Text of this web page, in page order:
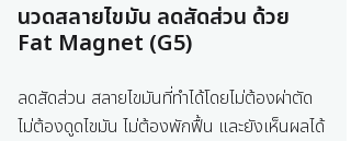
นวดสลายไขมัน ลดสัดส่วน ด้วย
Fat Magnet (G5)
ลดสัดส่วน สลายไขมันที่ทำได้โดยไม่ต้องผ่าตัด
ไม่ต้องดูดไขมัน ไม่ต้องพักฟื้น และยังเห็นผลได้